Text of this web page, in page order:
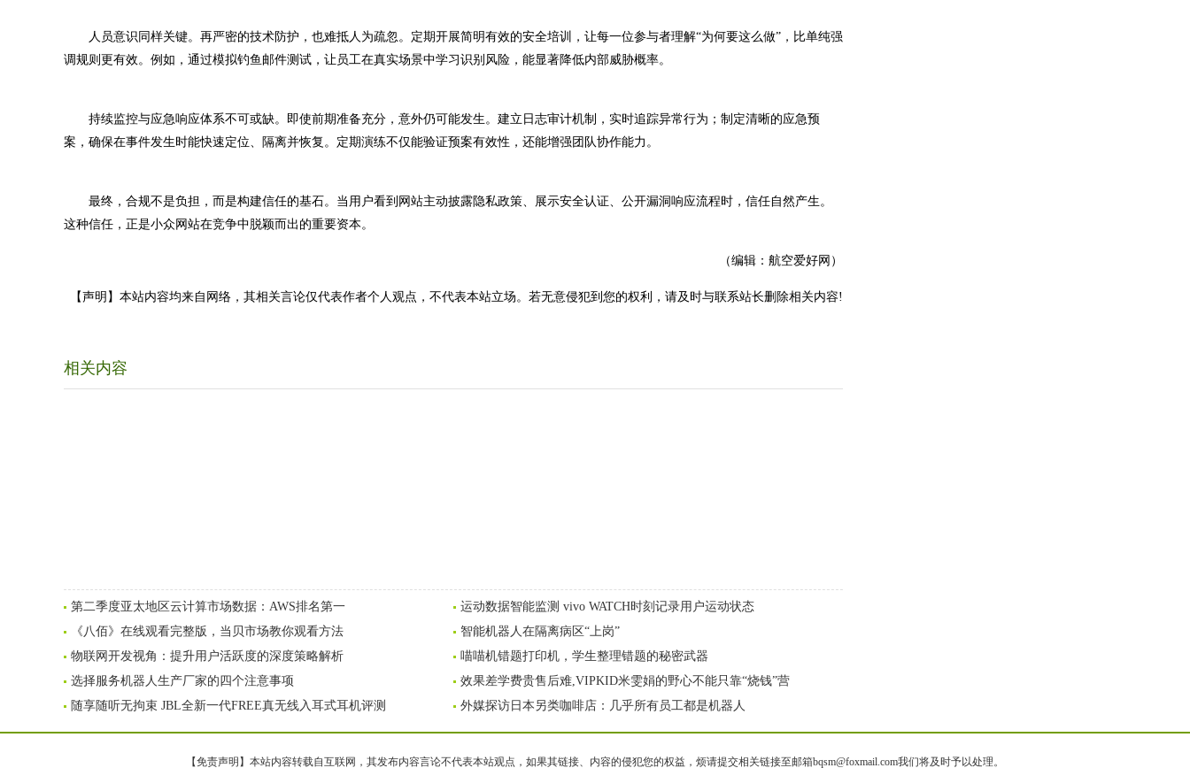
人员意识同样关键。再严密的技术防护，也难抵人为疏忽。定期开展简明有效的安全培训，让每一位参与者理解“为何要这么做”，比单纯强
调规则更有效。例如，通过模拟钓鱼邮件测试，让员工在真实场景中学习识别风险，能显著降低内部威胁概率。
持续监控与应急响应体系不可或缺。即使前期准备充分，意外仍可能发生。建立日志审计机制，实时追踪异常行为；制定清晰的应急预
案，确保在事件发生时能快速定位、隔离并恢复。定期演练不仅能验证预案有效性，还能增强团队协作能力。
最终，合规不是负担，而是构建信任的基石。当用户看到网站主动披露隐私政策、展示安全认证、公开漏洞响应流程时，信任自然产生。
这种信任，正是小众网站在竞争中脱颖而出的重要资本。
（编辑：航空爱好网）
【声明】本站内容均来自网络，其相关言论仅代表作者个人观点，不代表本站立场。若无意侵犯到您的权利，请及时与联系站长删除相关内容!
相关内容
第二季度亚太地区云计算市场数据：AWS排名第一
运动数据智能监测 vivo WATCH时刻记录用户运动状态
《八佰》在线观看完整版，当贝市场教你观看方法
智能机器人在隔离病区“上岗”
物联网开发视角：提升用户活跃度的深度策略解析
喵喵机错题打印机，学生整理错题的秘密武器
选择服务机器人生产厂家的四个注意事项
效果差学费贵售后难,VIPKID米雯娟的野心不能只靠“烧钱”营
随享随听无拘束 JBL全新一代FREE真无线入耳式耳机评测
外媒探访日本另类咖啡店：几乎所有员工都是机器人
【免责声明】本站内容转载自互联网，其发布内容言论不代表本站观点，如果其链接、内容的侵犯您的权益，烦请提交相关链接至邮箱bqsm@foxmail.com我们将及时予以处理。